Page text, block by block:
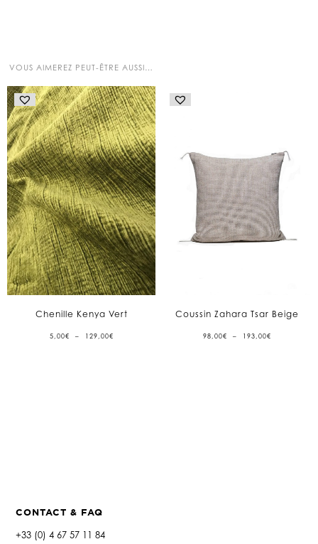
VOUS AIMEREZ PEUT-ÊTRE AUSSI…
Chenille Kenya Vert
5,00€ – 129,00€PLAGE
DE
Coussin Zahara Tsar Beige
98,00€ – 193,00€PLAGE
DE
CONTACT & FAQ
+33 (0) 4 67 57 11 84